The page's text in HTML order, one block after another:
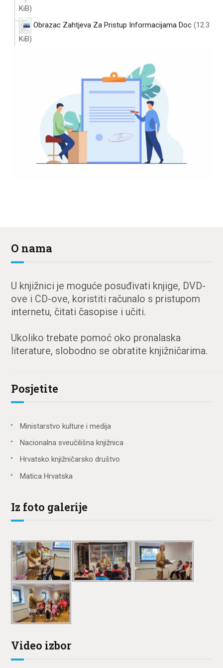
KiB)
Obrazac Zahtjeva Za Pristup Informacijama Doc(12.3
KiB)
O nama
U knjižnici je moguće posuđivati knjige, DVD-
ove i CD-ove, koristiti računalo s pristupom
internetu, čitati časopise i učiti.
Ukoliko trebate pomoć oko pronalaska
literature, slobodno se obratite knjižničarima.
Posjetite
Ministarstvo kulture i medija
Nacionalna sveučilišna knjižnica
Hrvatsko knjižničarsko društvo
Matica Hrvatska
Iz foto galerije
Video izbor